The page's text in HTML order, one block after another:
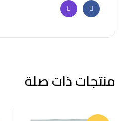
فيسبوكالبريد
منتجات ذات صلة